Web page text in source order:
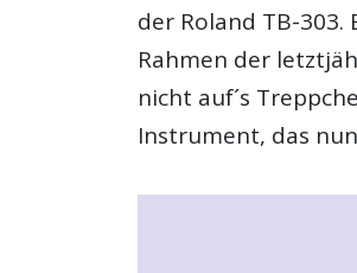
der Roland TB-
Rahmen der
nicht auf´s
Instrument, das